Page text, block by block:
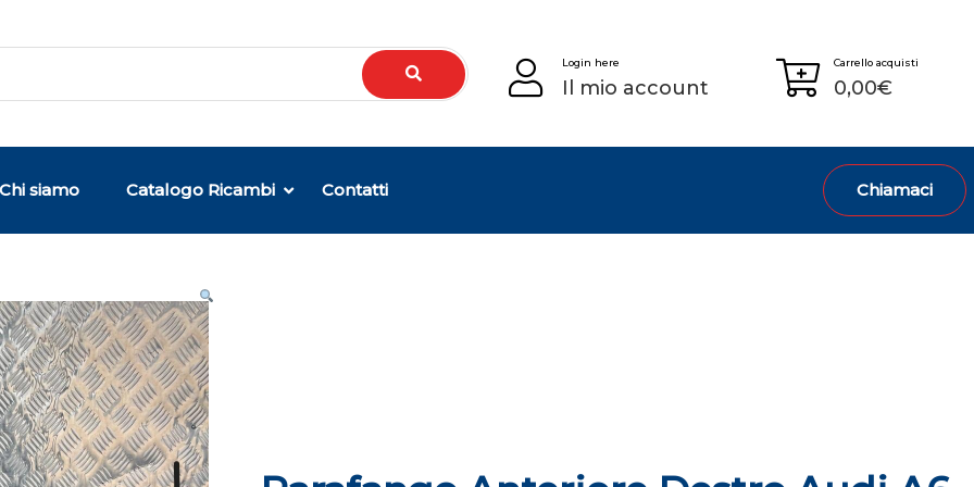
Login here
Il mio account
Carrello acquisti
0,00€
Chi siamo Catalogo Ricambi Contatti Chiamaci